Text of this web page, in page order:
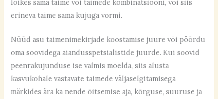
lõikes sama taime või taimede kombinatsiooni, või siis
erineva taime sama kujuga vormi.
Nüüd asu taimenimekirjade koostamise juure või pöördu
oma soovidega aiandusspetsialistide juurde. Kui soovid
peenrakujunduse ise valmis mõelda, siis alusta
kasvukohale vastavate taimede väljaselgitamisega
märkides ära ka nende õitsemise aja, kõrguse, suuruse ja